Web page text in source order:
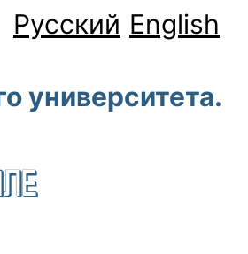
Русский English
университета.